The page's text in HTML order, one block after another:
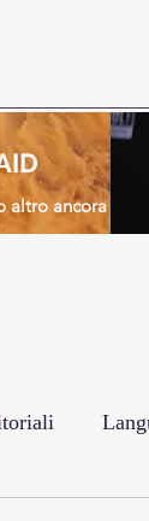
altro ancora